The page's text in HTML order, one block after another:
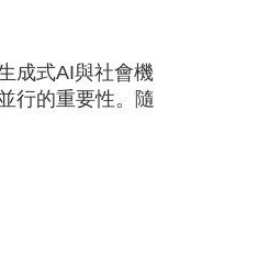
成式AI與社會機
行的重要性。隨